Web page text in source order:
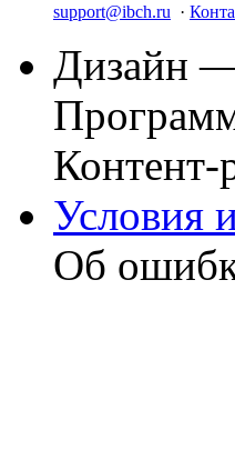
support@ibch.ru ·
Дизайн
Условия
Об